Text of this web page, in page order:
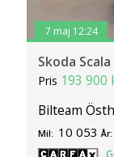
7 maj 12:24
Skoda Scala
Pris 193 900
Bilteam
Mil: 10 053 År: